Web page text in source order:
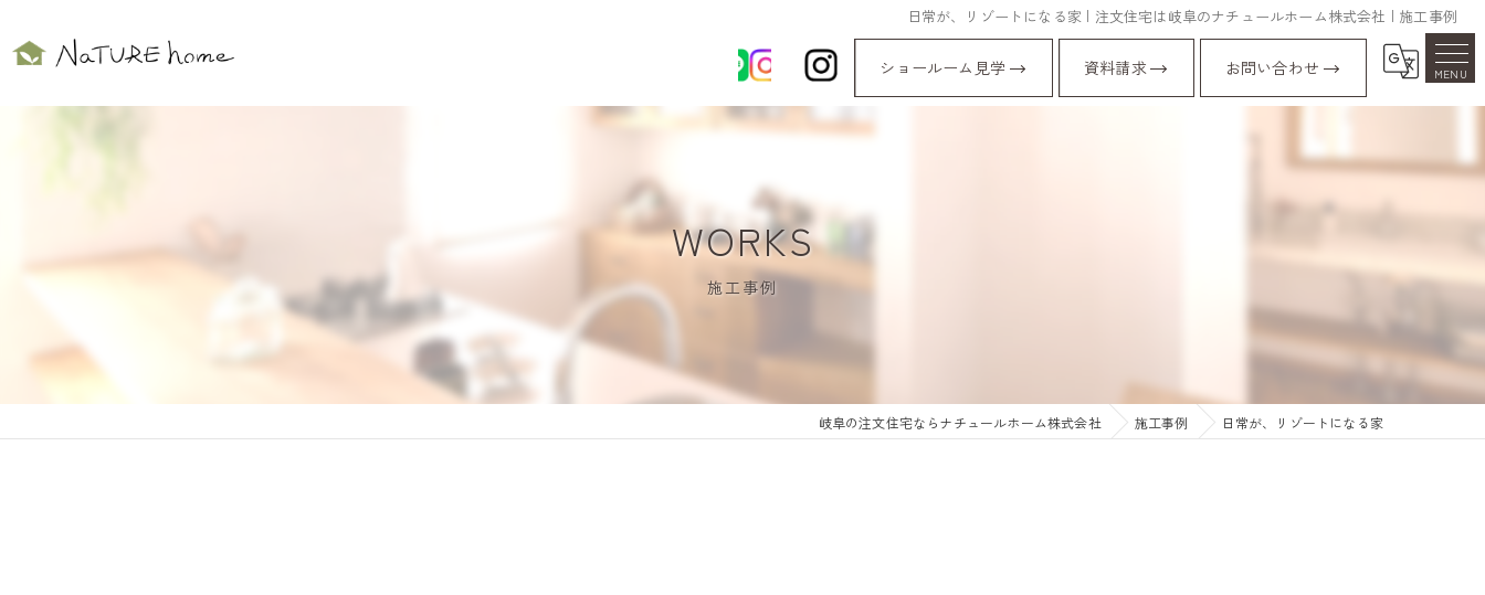
日常が、リゾートになる家 | 注文住宅は岐阜のナチュールホーム株式会社 | 施工事例
ショールーム見学 資料請求 お問い合わせ
WORKS
施工事例
岐阜の注文住宅ならナチュールホーム株式会社 施工事例 日常が、リゾートになる家